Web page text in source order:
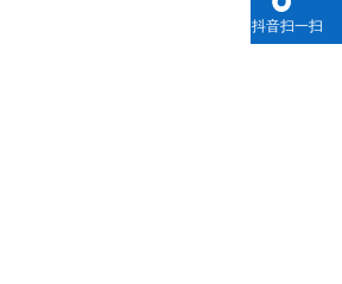
抖音扫一扫